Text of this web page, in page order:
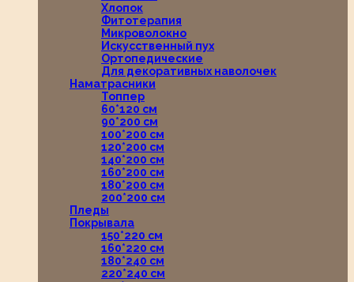
Хлопок
Фитотерапия
Микроволокно
Искусственный пух
Ортопедические
Для декоративных наволочек
Наматрасники
Топпер
60*120 см
90*200 см
100*200 см
120*200 см
140*200 см
160*200 см
180*200 см
200*200 см
Пледы
Покрывала
150*220 см
160*220 см
180*240 см
220*240 см